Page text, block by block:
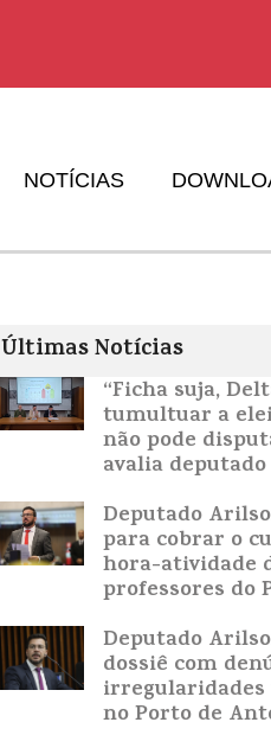
NOTÍCIAS
Últimas Notícias
“Ficha suja,
tumultuar a
não pode
avalia
Deputado
para cobrar o
hora-atividade
professores do
Deputado
dossiê com
no Porto de